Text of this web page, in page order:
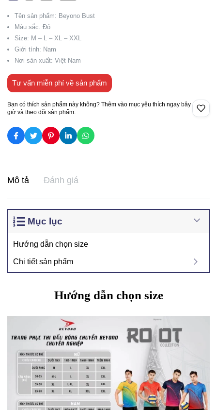
Tên sản phẩm: Beyono Bust
Màu sắc: Đỏ
Size: M – L – XL – XXL
Giới tính: Nam
Nơi sản xuất: Việt Nam
Tư vấn miễn phí về sản phẩm
Bạn có thích sản phẩm này không? Thêm vào mục yêu thích ngay bây
giờ và theo dõi sản phẩm.
Mô tả Đánh giá
Mục lục
Hướng dẫn chọn size
Chi tiết sản phẩm
Hướng dẫn chọn size